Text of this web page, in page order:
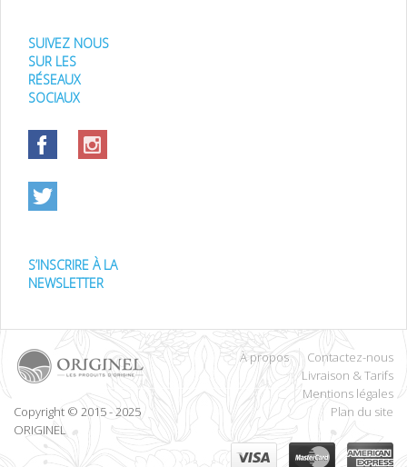
SUIVEZ NOUS
SUR LES
RÉSEAUX
SOCIAUX
S’INSCRIRE À LA
NEWSLETTER
Copyright © 2015 - 2025
ORIGINEL
À propos
Contactez-nous
Livraison & Tarifs
Mentions légales
Plan du site